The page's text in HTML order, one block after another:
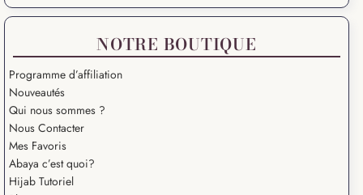
NOTRE BOUTIQUE
Programme d’affiliation
Nouveautés
Qui nous sommes ?
Nous Contacter
Mes Favoris
Abaya c’est quoi?
Hijab Tutoriel